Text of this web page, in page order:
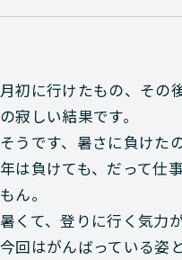
月初に行けたもの、その
の寂しい結果です。
そうです、暑さに負けた
年は負けても、だって仕
もん。
暑くて、登りに行く気力
今回はがんばっている姿